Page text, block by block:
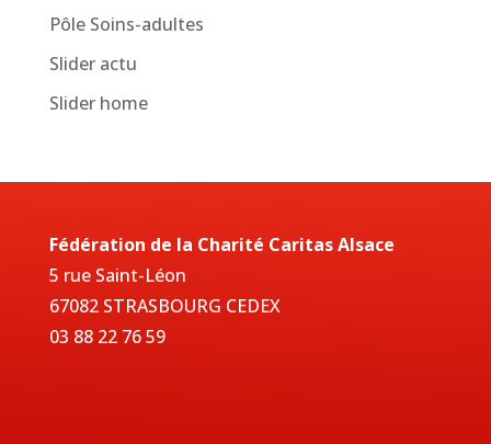
Pôle Soins-adultes
Slider actu
Slider home
Fédération de la Charité Caritas Alsace
5 rue Saint-Léon
67082 STRASBOURG CEDEX
03 88 22 76 59